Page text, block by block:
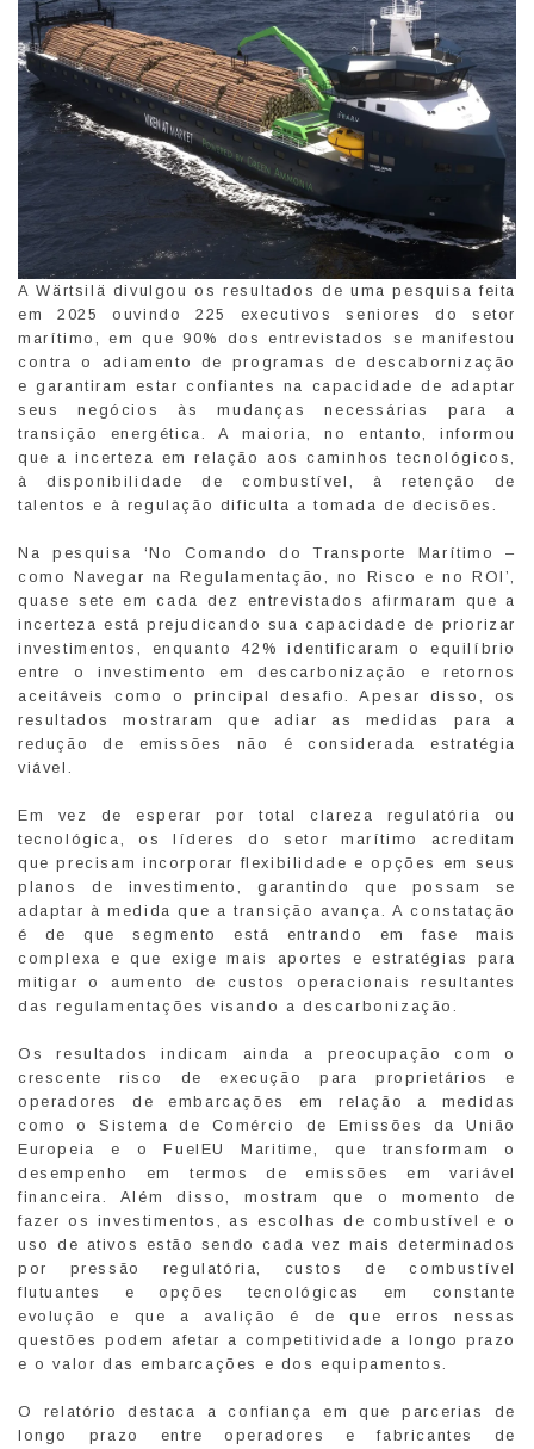
A Wärtsilä divulgou os resultados de uma pesquisa feita
em 2025 ouvindo 225 executivos seniores do setor
marítimo, em que 90% dos entrevistados se manifestou
contra o adiamento de programas de descabornização
e garantiram estar confiantes na capacidade de adaptar
seus negócios às mudanças necessárias para a
transição energética. A maioria, no entanto, informou
que a incerteza em relação aos caminhos tecnológicos,
à disponibilidade de combustível, à retenção de
talentos e à regulação dificulta a tomada de decisões.
Na pesquisa ‘No Comando do Transporte Marítimo –
como Navegar na Regulamentação, no Risco e no ROI’,
quase sete em cada dez entrevistados afirmaram que a
incerteza está prejudicando sua capacidade de priorizar
investimentos, enquanto 42% identificaram o equilíbrio
entre o investimento em descarbonização e retornos
aceitáveis como o principal desafio. Apesar disso, os
resultados mostraram que adiar as medidas para a
redução de emissões não é considerada estratégia
viável.
Em vez de esperar por total clareza regulatória ou
tecnológica, os líderes do setor marítimo acreditam
que precisam incorporar flexibilidade e opções em seus
planos de investimento, garantindo que possam se
adaptar à medida que a transição avança. A constatação
é de que segmento está entrando em fase mais
complexa e que exige mais aportes e estratégias para
mitigar o aumento de custos operacionais resultantes
das regulamentações visando a descarbonização.
Os resultados indicam ainda a preocupação com o
crescente risco de execução para proprietários e
operadores de embarcações em relação a medidas
como o Sistema de Comércio de Emissões da União
Europeia e o FuelEU Maritime, que transformam o
desempenho em termos de emissões em variável
financeira. Além disso, mostram que o momento de
fazer os investimentos, as escolhas de combustível e o
uso de ativos estão sendo cada vez mais determinados
por pressão regulatória, custos de combustível
flutuantes e opções tecnológicas em constante
evolução e que a avalição é de que erros nessas
questões podem afetar a competitividade a longo prazo
e o valor das embarcações e dos equipamentos.
O relatório destaca a confiança em que parcerias de
longo prazo entre operadores e fabricantes de